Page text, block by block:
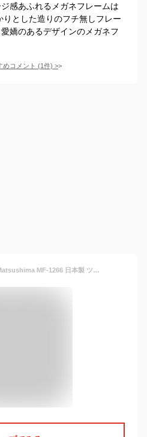
感あふれるメガネフレームは
とした造りのフチ無しフレー
嬌のあるデザインのメガネフ
めコメント (1件) >
マサキマツシマ Masaki Matsushima MF-1266 日本製 ツーポイント スクエア フチなし 縁なし リムレス 伊達 度付き 老眼鏡 遠近両用 チタン 大きい メガネ めがね 眼鏡 新品 送料無料 57□17